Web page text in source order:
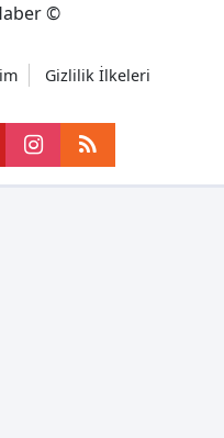
©
Gizlilik İlkeleri